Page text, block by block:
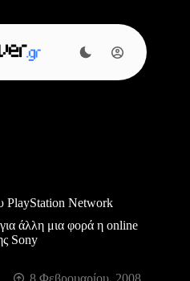
PlayStation Network
άλλη μια φορά η online
Sony
8 Φεβρουαρίου, 2008